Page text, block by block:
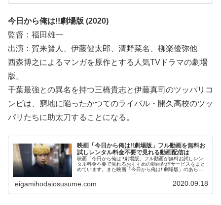
今日から俺は!!劇場版 (2020)
監督：福田雄一
出演：賀来賢人、伊藤健太郎、清野菜名、柳楽優弥他
西森博之によるマンガを原作とする人気TVドラマの劇場
版。
千葉最強との異名を持つ三橋貴志と伊藤真司のツッパリコ
ンビは、窮地に陥ったかつてのライバル・開久高校のツッ
パリたちに助太刀することになる。
映画「今日から俺は!!劇場版」フル動画を無料お
試しレンタル料金不要で見れる動画配信は
映画「今日から俺は!!劇場版」フル動画が無料お試しレン
タル料金不要で見れるおすすめの動画配信サービスをまと
めています。また映画「今日から俺は!!劇場版」のあらす
で、動画配信サービス選びや映画本編を見る前の予備知識
として役立ててください。
eigamihodaiosusume.com 2020.09.18